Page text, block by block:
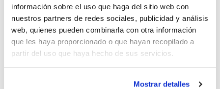
información sobre el uso que haga del sitio web con
nuestros partners de redes sociales, publicidad y análisis
web, quienes pueden combinarla con otra información
que les haya proporcionado o que hayan recopilado a
partir del uso que haya hecho de sus servicios.
Mostrar detalles
Rango temperatura (ºC)
Ambiente - 310 (2)
Pack (u.)
1(2)